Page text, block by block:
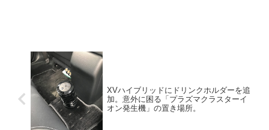
XVハイブリッドにドリンクホルダーを追
加。意外に困る「プラズマクラスターイ
オン発生機」の置き場所。